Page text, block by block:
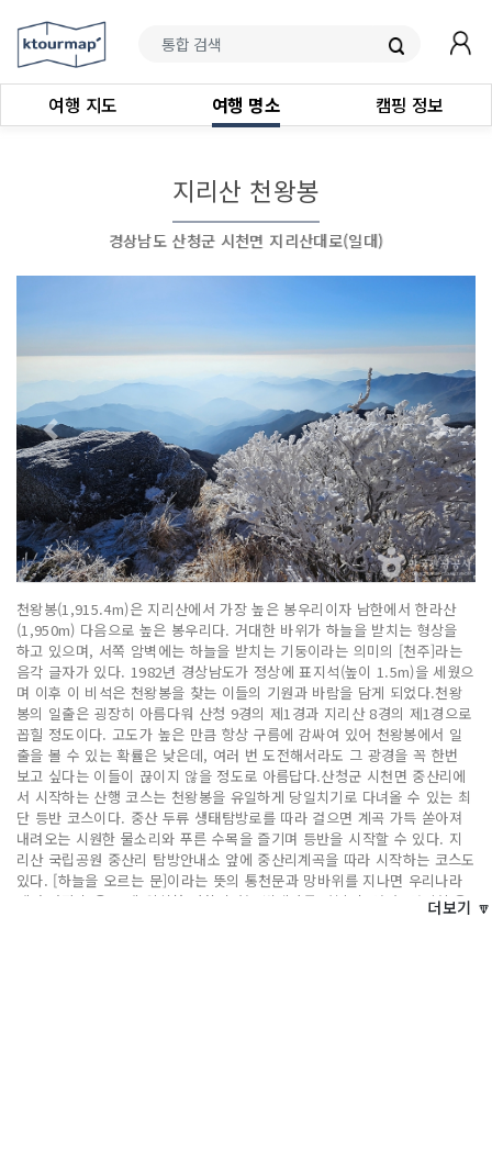
여행 지도 여행 명소 캠핑 정보
지리산 천왕봉
경상남도 산청군 시천면 지리산대로(일대)
천왕봉(1,915.4m)은 지리산에서 가장 높은 봉우리이자 남한에서 한라산
(1,950m) 다음으로 높은 봉우리다. 거대한 바위가 하늘을 받치는 형상을
하고 있으며, 서쪽 암벽에는 하늘을 받치는 기둥이라는 의미의 [천주]라는
음각 글자가 있다. 1982년 경상남도가 정상에 표지석(높이 1.5m)을 세웠으
며 이후 이 비석은 천왕봉을 찾는 이들의 기원과 바람을 담게 되었다.천왕
봉의 일출은 굉장히 아름다워 산청 9경의 제1경과 지리산 8경의 제1경으로
꼽힐 정도이다. 고도가 높은 만큼 항상 구름에 감싸여 있어 천왕봉에서 일
출을 볼 수 있는 확률은 낮은데, 여러 번 도전해서라도 그 광경을 꼭 한번
보고 싶다는 이들이 끊이지 않을 정도로 아름답다.산청군 시천면 중산리에
서 시작하는 산행 코스는 천왕봉을 유일하게 당일치기로 다녀올 수 있는 최
단 등반 코스이다. 중산 두류 생태탐방로를 따라 걸으면 계곡 가득 쏟아져
내려오는 시원한 물소리와 푸른 수목을 즐기며 등반을 시작할 수 있다. 지
리산 국립공원 중산리 탐방안내소 앞에 중산리계곡을 따라 시작하는 코스도
있다. [하늘을 오르는 문]이라는 뜻의 통천문과 망바위를 지나면 우리나라
에서 가장 높은 곳에 위치한 사찰이라는 법계사를 만날 수 있다. 열심히 올
라가 [하늘을 여는 문]이라는 뜻의 개선문을 지나면 마침내 눈앞에 끝없이
더보기 🔽